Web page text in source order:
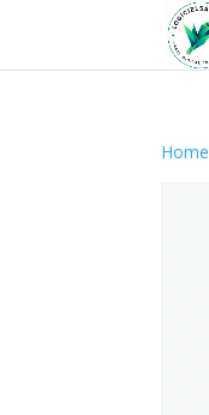
Home